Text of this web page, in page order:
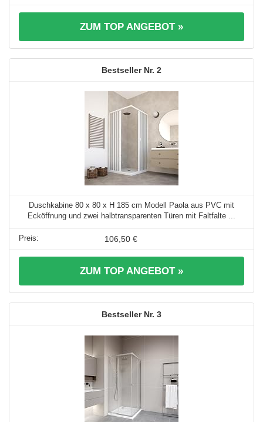
ZUM TOP ANGEBOT »
2
Duschkabine 80 x 80 x H 185 cm Modell Paola aus PVC mit
Ecköffnung und zwei halbtransparenten Türen mit Faltfalte ...
106,50 €
ZUM TOP ANGEBOT »
3